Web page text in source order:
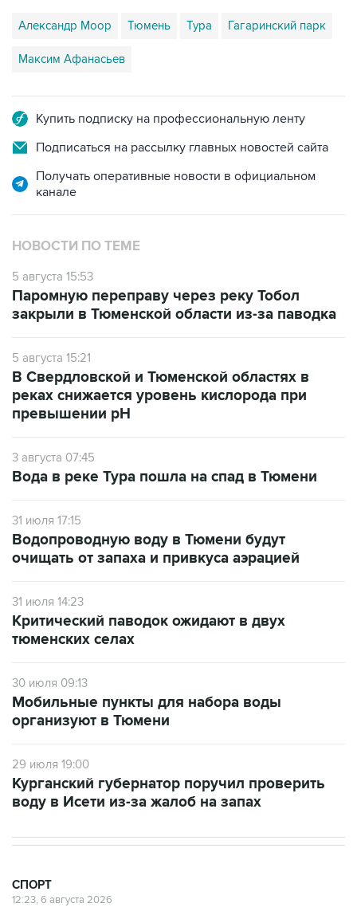
Александр Моор Тюмень Тура Гагаринский парк
Максим Афанасьев
Купить подписку на профессиональную ленту
Подписаться на рассылку главных новостей сайта
Получать оперативные новости в официальном
канале
НОВОСТИ ПО ТЕМЕ
5 августа 15:53
Паромную переправу через реку Тобол
закрыли в Тюменской области из-за паводка
5 августа 15:21
В Свердловской и Тюменской областях в
реках снижается уровень кислорода при
превышении рН
3 августа 07:45
Вода в реке Тура пошла на спад в Тюмени
31 июля 17:15
Водопроводную воду в Тюмени будут
очищать от запаха и привкуса аэрацией
31 июля 14:23
Критический паводок ожидают в двух
тюменских селах
30 июля 09:13
Мобильные пункты для набора воды
организуют в Тюмени
29 июля 19:00
Курганский губернатор поручил проверить
воду в Исети из-за жалоб на запах
СПОРТ
12:23, 6 августа 2026